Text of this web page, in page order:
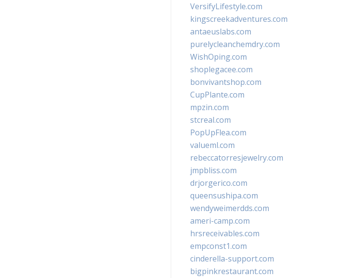
VersifyLifestyle.com
kingscreekadventures.com
antaeuslabs.com
purelycleanchemdry.com
WishOping.com
shoplegacee.com
bonvivantshop.com
CupPlante.com
mpzin.com
stcreal.com
PopUpFlea.com
valueml.com
rebeccatorresjewelry.com
jmpbliss.com
drjorgerico.com
queensushipa.com
wendyweimerdds.com
ameri-camp.com
hrsreceivables.com
empconst1.com
cinderella-support.com
bigpinkrestaurant.com